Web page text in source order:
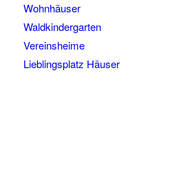
Wohnhäuser
Waldkindergarten
Vereinsheime
Lieblingsplatz Häuser